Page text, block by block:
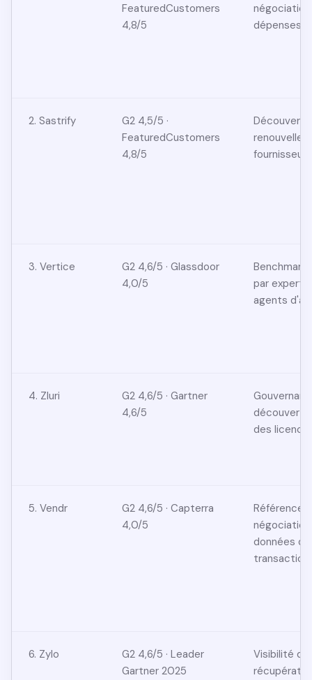
FeaturedCustomers
4,8/5
dépenses
2. Sastrify
G2 4,5/5 ·
FeaturedCustomers
4,8/5
3. Vertice
G2 4,6/5 · Glassdoor
4,0/5
par
agents
4. Zluri
G2 4,6/5 · Gartner
4,6/5
découverte
des
5. Vendr
G2 4,6/5 · Capterra
4,0/5
données
6. Zylo
G2 4,6/5 · Leader
Gartner 2025
Visibilité du